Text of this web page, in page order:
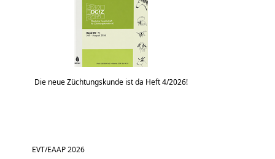
Die neue Züchtungskunde ist da Heft 4/2026!
EVT/EAAP 2026